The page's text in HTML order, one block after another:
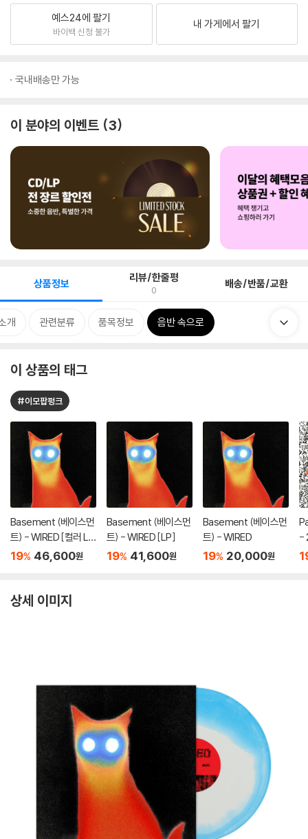
예스24에 팔기
바이백 신청 불가
내 가게에서 팔기
국내배송만 가능
이 분야의 이벤트 3
상품정보 리뷰/한줄평
0 배송/반품/교환
개 관련분류 품목정보 음반 속으로
이 상품의 태그
#이모팝펑크
Basement (베이스먼
트) - WIRED [컬러 L
P]
19% 46,600원
Basement (베이스먼
트) - WIRED [LP]
19% 41,600원
Basement (베이스먼
트) - WIRED
19% 20,000원
-
상세 이미지